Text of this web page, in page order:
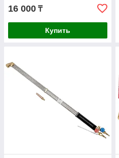
16 000 ₸
Купить